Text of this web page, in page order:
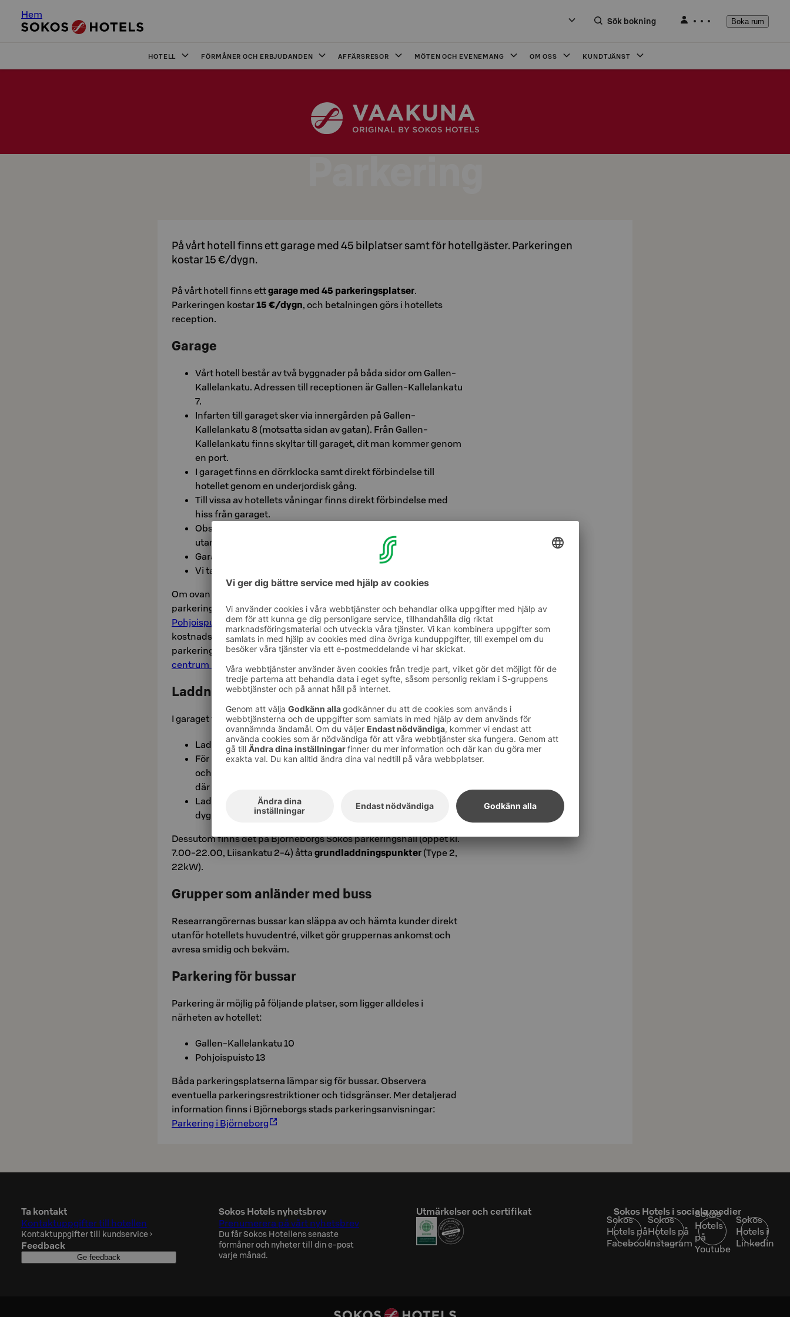
Hem
Sök bokning Boka rum
HOTELL FÖRMÅNER OCH ERBJUDANDEN AFFÄRSRESOR MÖTEN OCH EVENEMANG OM OSS KUNDTJÄNST
Parkering
På vårt hotell finns ett garage med 45 bilplatser samt för hotellgäster. Parkeringen
kostar 15 €/dygn.
På vårt hotell finns ettgarage med 45 parkeringsplatser.
Parkeringen kostar15 €/dygn, och betalningen görs i hotellets
reception.
Garage
Vårt hotell består av två byggnader på båda sidor om Gallen-
Kallelankatu. Adressen till receptionen är Gallen-Kallelankatu
7.
Infarten till garaget sker via innergården på Gallen-
Kallelankatu 8 (motsatta sidan av gatan). Från Gallen-
Kallelankatu finns skyltar till garaget, dit man kommer genom
en port.
I garaget finns en dörrklocka samt direkt förbindelse till
hotellet genom en underjordisk gång.
Till vissa av hotellets våningar finns direkt förbindelse med
hiss från garaget.
Observera att hotellet inte har utomhusparkeringsområde,
utan parkering för hotellgäster är möjlig i garaget.
Garagets maximala höjd är 2,3 meter.
Vi tar inte emot förhandsbokning för parkering.
Om ovan nämnda parkeringsplatser är fulla, finns det
parkeringsplatser i närheten av hotellet till exempel vid kanterna av
Pohjoispuisto
ochvid Raatihuoneenpuisto
, där det finns både
kostnadsfria 24-timmars parkeringsplatser och avgiftsbelagda
parkeringsplatser.Läs mer om gatuparkering i Björneborgs
centrum här.
Laddningspunkter för elbilar
I garaget finns10 laddningspunkter för elbilar (Type 2, 22kW).
Laddningspunkterna finns direkt till höger om körrampen.
För laddning behöver du din egen laddningskabel (Type 2)
och ABC-mobil i din telefon, där du hittar aktuell prislista och
där du också kan betala laddningen.
Laddningspunkterna för elbilar är tillgängliga för hotellgäster
dygnet runt.
Dessutom finns det på Björneborgs Sokos parkeringshall (öppet kl.
7.00-22.00, Liisankatu 2-4) åtta grundladdningspunkter (Type 2,
22kW).
Grupper som anländer med buss
Researrangörernas bussar kan släppa av och hämta kunder direkt
utanför hotellets huvudentré, vilket gör gruppernas ankomst och
avresa smidig och bekväm.
Parkering för bussar
Parkering är möjlig på följande platser, som ligger alldeles i
närheten av hotellet:
Gallen-Kallelankatu 10
Pohjoispuisto 13
Båda parkeringsplatserna lämpar sig för bussar. Observera
eventuella parkeringsrestriktioner och tidsgränser. Mer detaljerad
information finns i Björneborgs stads parkeringsanvisningar:
Parkering i Björneborg
Ta kontakt
Kontaktuppgifter till hotellen
Kontaktuppgifter till kundservice ›
Feedback
Ge feedback
Sokos Hotels nyhetsbrev
Prenumerera på vårt nyhetsbrev
Du får Sokos Hotellens senaste
förmåner och nyheter till din e-post
varje månad.
Utmärkelser och certifikat Sokos Hotels i sociala medier
Sokos
Hotels på
Facebook
Sokos
Hotels på
Instagram
Sokos
Hotels
på
Youtube
Sokos
Hotels i
Linkedin